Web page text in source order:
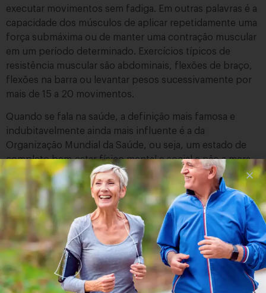
executar movimentos sem fadiga. Em outras palavras é a
capacidade dos músculos de aplicar repetidamente uma
força submáxima ou de manter uma contração muscular
em um período determinado. Exercícios típicos de
resistência muscular são abdominais, flexões de braço,
flexões na barra ou levantar pesos sucessivamente por
mais de 15 a 20 movimentos.
Quando se fala na saúde, a definição mais famosa e
indubitavelmente ainda mais influente é a da
Organização Mundial da Saúde, ou seja, um estado de
completo bem-estar físico mental e social e não a mera
ausência de doenças. A saúde possui 3 dimensões
mental, física e social. Cada indivíduo é uma complexa
combinação desses fatores que interagem e são
dependentes entre si. Quando uma dessas dimensões é
negligenciada ou enfatizada de maneira excessiva ocorre
uma influência negativa sobre as demais áreas. A saúde
mental refere-se tanto à ausência de disfunções
mentais, por exemplo, depressão e ansiedade como a
capacidade do indivíduo em lidar com os desafios